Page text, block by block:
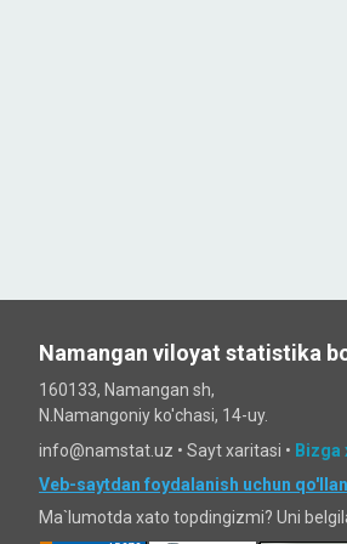
Namangan viloyat statistika
160133, Namangan sh,
N.Namangoniy ko'chasi, 14-uy.
info@namstat.uz • Sayt xaritasi • Bizga
Veb-saytdan foydalanish uchun
Ma`lumotda xato topdingizmi? Uni